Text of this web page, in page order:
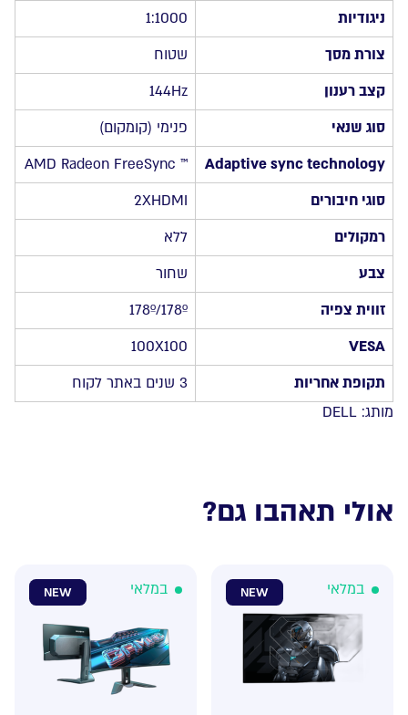
ניגודיות
1:1000
צורת מסך
שטוח
קצב רענון
144Hz
סוג שנאי
פנימי (קומקום)
Adaptive sync technology
™ AMD Radeon FreeSync
סוגי חיבורים
2XHDMI
רמקולים
ללא
צבע
שחור
זווית צפיה
178º/178º
VESA
100X100
תקופת אחריות
3 שנים באתר לקוח
מותג: DELL
אולי תאהבו גם?
NEW במלאי NEW במלאי